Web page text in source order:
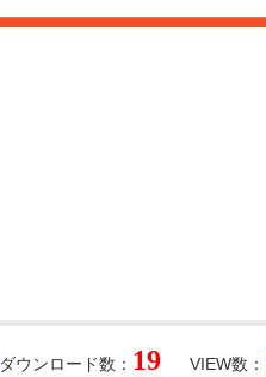
VIEW数：
ダウンロード数： 19